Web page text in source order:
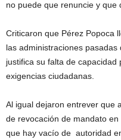
no puede que renuncie y que
Criticaron que Pérez Popoca
las administraciones
justifica su falta de
exigencias ciudadanas.
Al igual dejaron entrever que
de revocación de mandato
que hay vacío de autoridad